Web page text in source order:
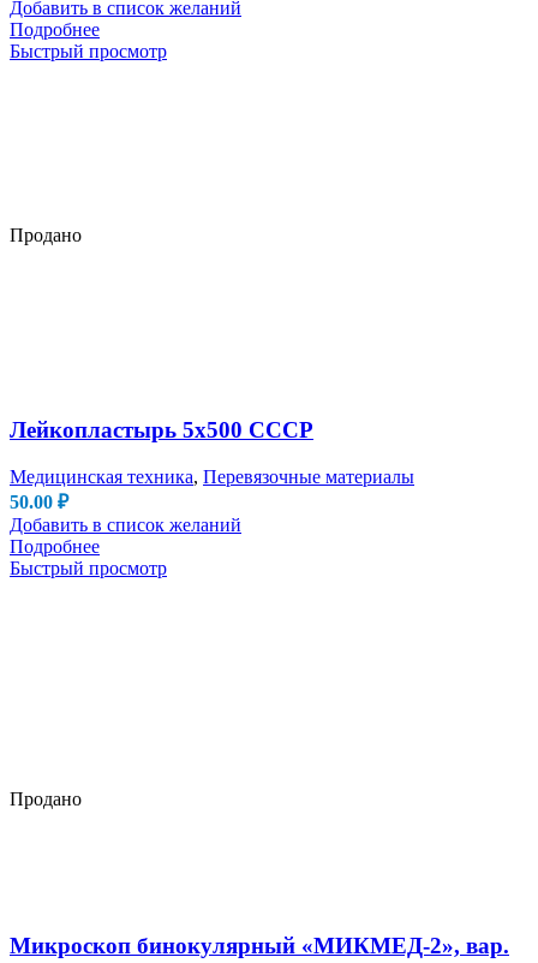
Продано
Добавить в список желаний
Подробнее
Быстрый просмотр
Продано
Лейкопластырь 5х500 СССР
Медицинская техника, Перевязочные материалы
50.00 ₽
Добавить в список желаний
Подробнее
Быстрый просмотр
Микроскоп бинокулярный «МИКМЕД-2», вар.